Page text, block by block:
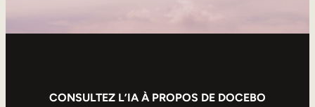
CONSULTEZ L’IA À PROPOS DE DOCEBO